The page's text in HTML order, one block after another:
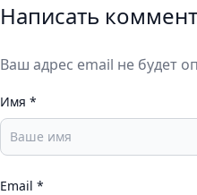
Написать
Ваш адрес email не будет
Имя *
Email *